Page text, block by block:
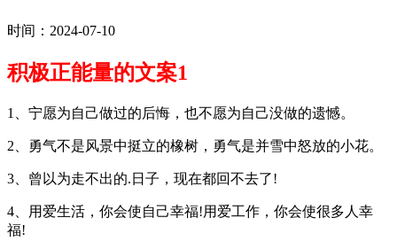
时间：2024-07-10
积极正能量的文案1
1、宁愿为自己做过的后悔，也不愿为自己没做的遗憾。
2、勇气不是风景中挺立的橡树，勇气是并雪中怒放的小花。
3、曾以为走不出的.日子，现在都回不去了!
4、用爱生活，你会使自己幸福!用爱工作，你会使很多人幸
福!